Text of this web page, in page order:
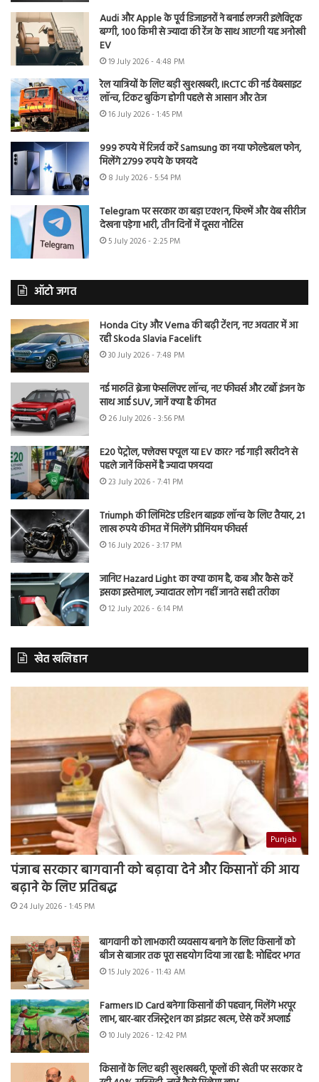
Audi और Apple के पूर्व डिजाइनरों ने बनाई लग्जरी इलेक्ट्रिक
बग्गी, 100 किमी से ज्यादा की रेंज के साथ आएगी यह अनोखी
EV
19 July 2026 - 4:48 PM
रेल यात्रियों के लिए बड़ी खुशखबरी, IRCTC की नई वेबसाइट
लॉन्च, टिकट बुकिंग होगी पहले से आसान और तेज
16 July 2026 - 1:45 PM
999 रुपये में रिजर्व करें Samsung का नया फोल्डेबल फोन,
मिलेंगे 2799 रुपये के फायदे
8 July 2026 - 5:54 PM
Telegram पर सरकार का बड़ा एक्शन, फिल्में और वेब सीरीज
देखना पड़ेगा भारी, तीन दिनों में दूसरा नोटिस
5 July 2026 - 2:25 PM
ऑटो जगत
Honda City और Verna की बढ़ी टेंशन, नए अवतार में आ
रही Skoda Slavia Facelift
30 July 2026 - 7:48 PM
नई मारुति ब्रेजा फेसलिफ्ट लॉन्च, नए फीचर्स और टर्बो इंजन के
साथ आई SUV, जानें क्या है कीमत
26 July 2026 - 3:56 PM
E20 पेट्रोल, फ्लेक्स फ्यूल या EV कार? नई गाड़ी खरीदने से
पहले जानें किसमें है ज्यादा फायदा
23 July 2026 - 7:41 PM
Triumph की लिमिटेड एडिशन बाइक लॉन्च के लिए तैयार, 21
लाख रुपये कीमत में मिलेंगे प्रीमियम फीचर्स
16 July 2026 - 3:17 PM
जानिए Hazard Light का क्या काम है, कब और कैसे करें
इसका इस्तेमाल, ज्यादातर लोग नहीं जानते सही तरीका
12 July 2026 - 6:14 PM
खेत खलिहान
Punjab
पंजाब सरकार बागवानी को बढ़ावा देने और किसानों की आय
बढ़ाने के लिए प्रतिबद्ध
24 July 2026 - 1:45 PM
बागवानी को लाभकारी व्यवसाय बनाने के लिए किसानों को
बीज से बाजार तक पूरा सहयोग दिया जा रहा है: मोहिंदर भगत
15 July 2026 - 11:43 AM
Farmers ID Card बनेगा किसानों की पहचान, मिलेंगे भरपूर
लाभ, बार-बार रजिस्ट्रेशन का झंझट खत्म, ऐसे करें अप्लाई
10 July 2026 - 12:42 PM
किसानों के लिए बड़ी खुशखबरी, फूलों की खेती पर सरकार दे